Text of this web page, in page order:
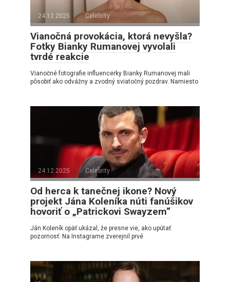
24.12.2025 Celebrity
Vianočná provokácia, ktorá nevyšla?
Fotky Bianky Rumanovej vyvolali
tvrdé reakcie
Vianočné fotografie influencerky Bianky Rumanovej mali
pôsobiť ako odvážny a zvodný sviatočný pozdrav. Namiesto
24.12.2025 Celebrity
Od herca k tanečnej ikone? Nový
projekt Jána Koleníka núti fanúšikov
hovoriť o „Patrickovi Swayzem“
Ján Koleník opäť ukázal, že presne vie, ako upútať
pozornosť. Na Instagrame zverejnil prvé